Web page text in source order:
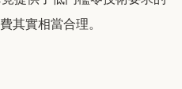
其實相當合理。